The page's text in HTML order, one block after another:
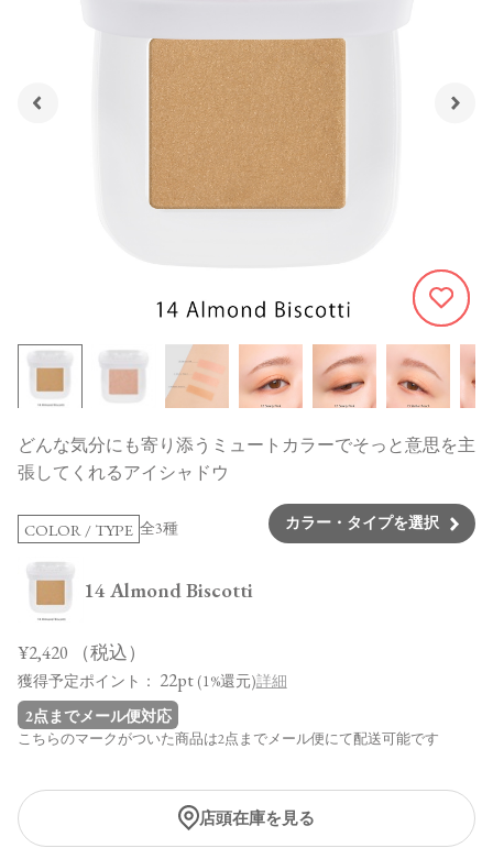
383
どんな気分にも寄り添うミュートカラーでそっと意思を主
張してくれるアイシャドウ
COLOR / TYPE 全3種 カラー・タイプを選択
14 Almond Biscotti
¥2,420 （税込）
獲得予定ポイント： 22pt (1%還元)詳細
2点までメール便対応
こちらのマークがついた商品は2点までメール便にて配送可能です
店頭在庫を見る